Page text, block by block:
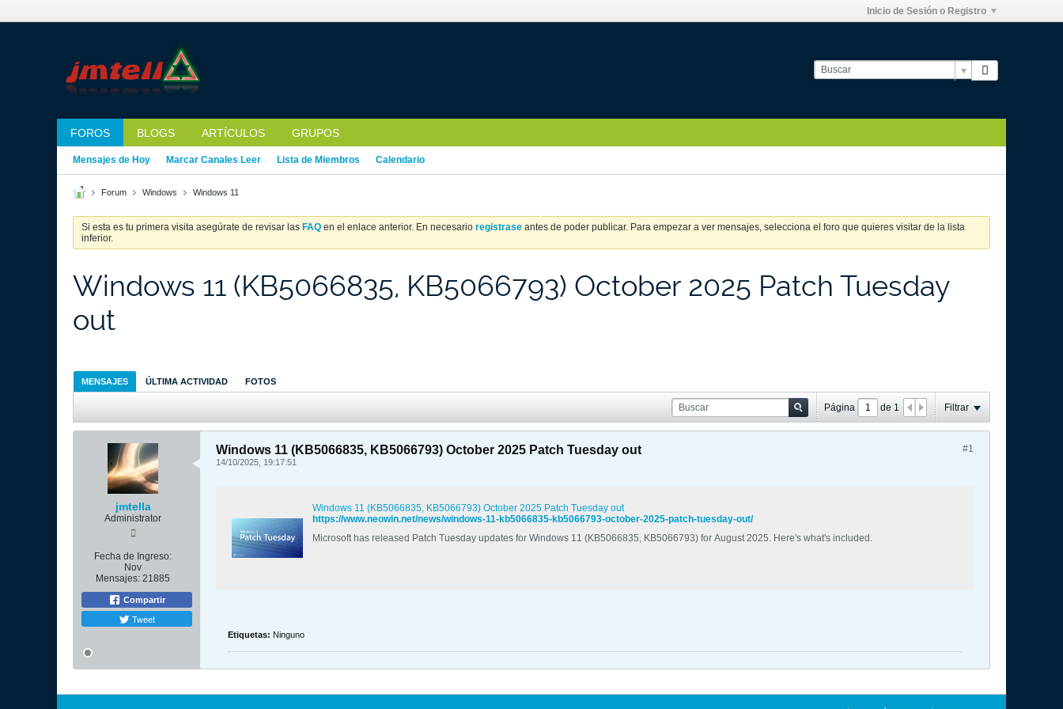
Inicio de Sesión o Registro
FOROS BLOGS ARTÍCULOS GRUPOS
Mensajes de Hoy Marcar Canales Leer Lista de Miembros Calendario
Forum Windows Windows 11
Si esta es tu primera visita asegúrate de revisar las FAQ en el enlace anterior. En necesario registrase antes de poder publicar. Para empezar a ver mensajes, selecciona el foro que quieres visitar de la lista
inferior.
Windows 11 (KB5066835, KB5066793) October 2025 Patch Tuesday
out
MENSAJES ÚLTIMA ACTIVIDAD FOTOS
Página de 1 Filtrar
jmtella
Administrator
Fecha de Ingreso:
Nov
Mensajes: 21885
Compartir
Tweet
#1
Windows 11 (KB5066835, KB5066793) October 2025 Patch Tuesday out
14/10/2025, 19:17:51
Windows 11 (KB5066835, KB5066793) October 2025 Patch Tuesday out
https://www.neowin.net/news/windows-11-kb5066835-kb5066793-october-2025-patch-tuesday-out/
Microsoft has released Patch Tuesday updates for Windows 11 (KB5066835, KB5066793) for August 2025. Here's what's included.
Etiquetas: Ninguno